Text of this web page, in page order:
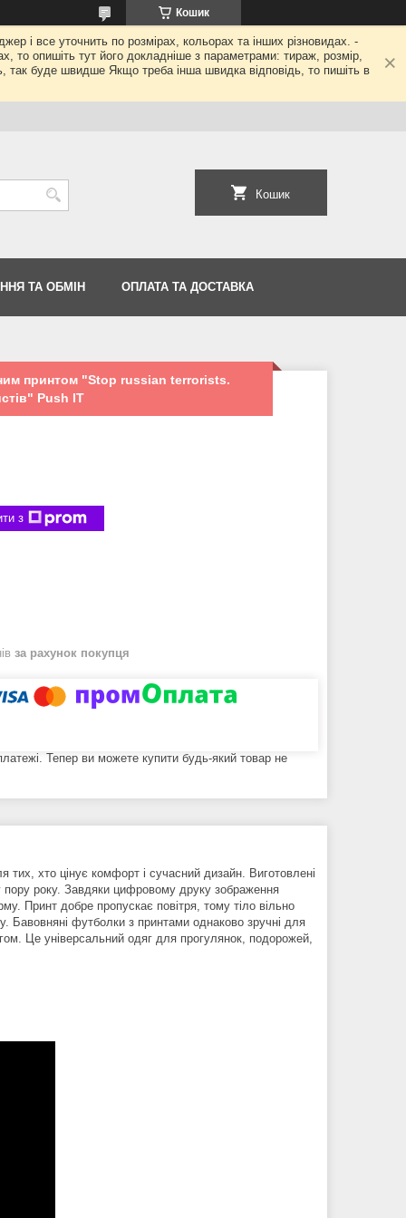
Кошик
і все уточнить по розмірах, кольорах та інших різновидах. -
то опишіть тут його докладніше з параметрами: тираж, розмір,
буде швидше Якщо треба інша швидка відповідь, то пишіть в
Кошик
ТА ОБМІН ОПЛАТА ТА ДОСТАВКА
принтом "Stop russian terrorists.
Push IT
з
за рахунок покупця
Тепер ви можете купити будь-який товар не
тих, хто цінує комфорт і сучасний дизайн. Виготовлені
пору року. Завдяки цифровому друку зображення
Принт добре пропускає повітря, тому тіло вільно
Бавовняні футболки з принтами однаково зручні для
Це універсальний одяг для прогулянок, подорожей,